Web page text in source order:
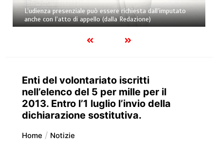
L’udienza presenziale può essere richiesta dall’imputato
anche con l’atto di appello (dalla Redazione)
Enti del volontariato iscritti
nell’elenco del 5 per mille per il
2013. Entro l’1 luglio l’invio della
dichiarazione sostitutiva.
Home Notizie